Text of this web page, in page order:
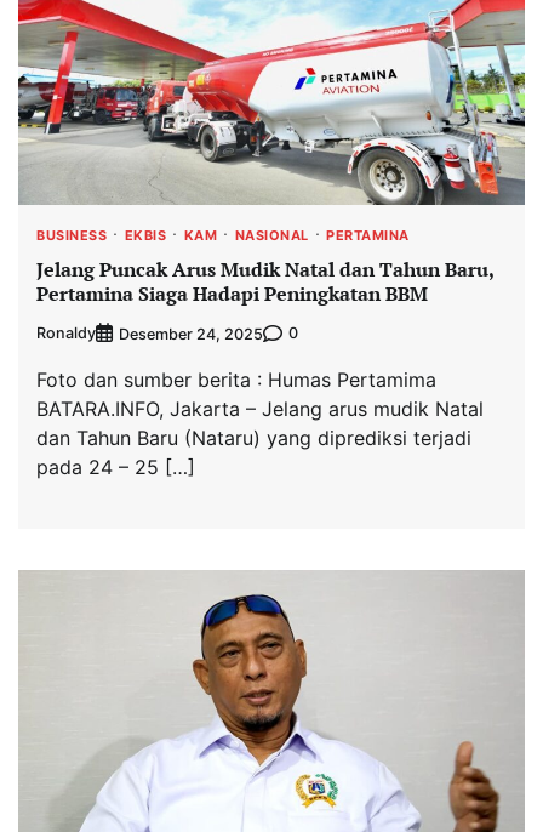
BUSINESS EKBIS KAM NASIONAL PERTAMINA
Jelang Puncak Arus Mudik Natal dan Tahun Baru,
Pertamina Siaga Hadapi Peningkatan BBM
Ronaldy Desember 24, 2025 0
Foto dan sumber berita : Humas Pertamima
BATARA.INFO, Jakarta – Jelang arus mudik Natal
dan Tahun Baru (Nataru) yang diprediksi terjadi
pada 24 – 25 […]